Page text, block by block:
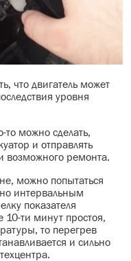
что двигатель может
уровня
то можно сделать,
и отправлять
возможного ремонта.
можно попытаться
интервальным
показателя
10-ти минут простоя,
то перегрев
и сильно